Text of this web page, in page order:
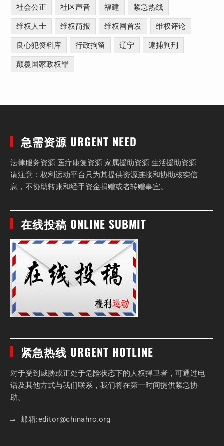
社会公正 社区声音 福建 紧急热线
维权人士 维权简报 维权网首发 维权评论
良心犯资料库 行政拘留 辽宁 逮捕判刑
颠覆国家政权罪
急需资源 URGENT NEED
法律服务资源 医疗康复资源 家属援助资源 生活援助资源
请注意：权利运动平台只为其提供资源连接和协助核实信
息，不协助转账和经手资金捐赠或者转赠事宜。
在线投稿 ONLINE SUBMIT
紧急热线 URGENT HOTLINE
对于受到威胁或正处于危险状态下的人权捍卫者，可通过电
话及其他方式与我们联系，我们将在第一时间提供紧急协
助。
邮箱:editor@chinahrc.org